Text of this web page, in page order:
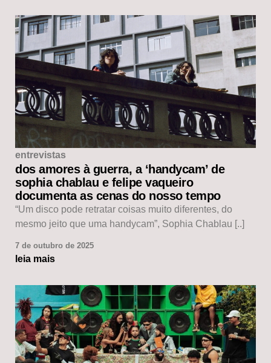
entrevistas
dos amores à guerra, a ‘handycam’ de
sophia chablau e felipe vaqueiro
documenta as cenas do nosso tempo
“Um disco pode retratar coisas muito diferentes, do
mesmo jeito que uma handycam”, Sophia Chablau [..]
7 de outubro de 2025
leia mais